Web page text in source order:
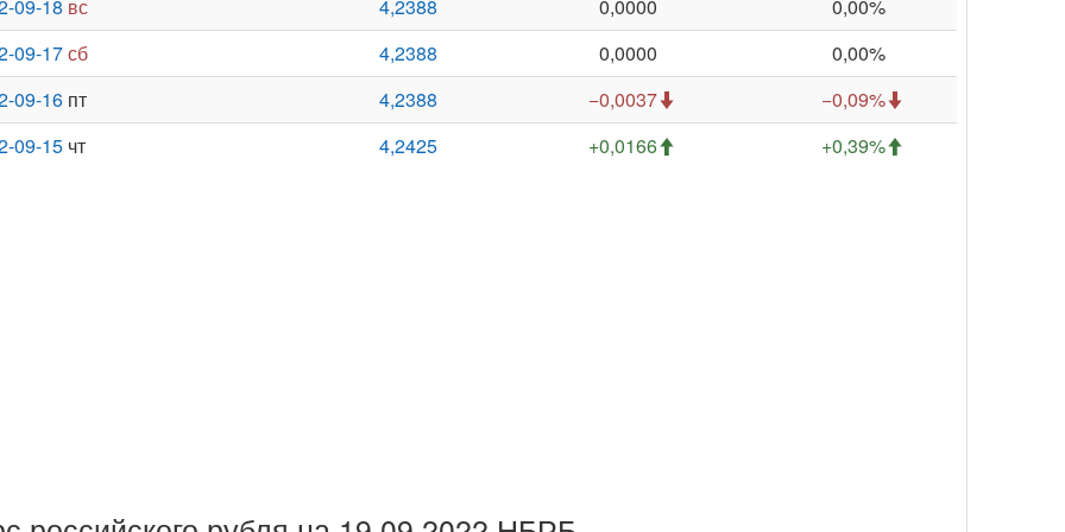
09-18 вс 4,2388 0,0000
0,00%
09-17сб 4,2388 0,0000
0,00%
09-16 пт 4,2388 −0,0037
−0,09%
09-15 чт 4,2425 +0,0166 +0,39%